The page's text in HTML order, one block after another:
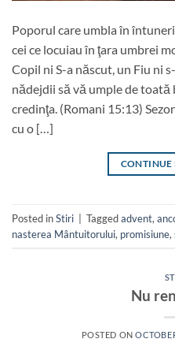
Poporul care umbla în
cei ce locuiau în ţara umbrei
Copil ni S-a născut, un Fiu ni
nădejdii să vă umple de toată
credinţa. (Romani 15:13)
cu o […]
CONTINUE
Posted inStiri Taggedadvent,
nasterea Mântuitorului, promisiune,
Nu
POSTED ON